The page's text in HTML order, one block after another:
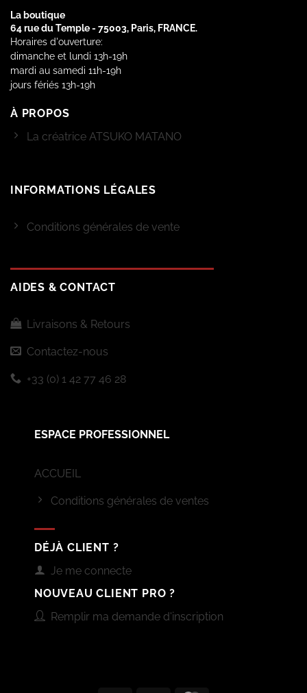
La boutique
64 rue du Temple - 75003, Paris, FRANCE.
Horaires d'ouverture:
dimanche et lundi 13h-19h
mardi au samedi 11h-19h
jours fériés 13h-19h
À PROPOS
La créatrice ATSUKO MATANO
INFORMATIONS LÉGALES
Conditions générales de vente
AIDES & CONTACT
Livraisons & Retours
Contactez-nous
+33 (0) 1 42 77 46 28
ESPACE PROFESSIONNEL
ACCUEIL
Conditions générales de ventes
DÉJÀ CLIENT ?
Je me connecte
NOUVEAU CLIENT PRO ?
Remplir ma demande d'inscription